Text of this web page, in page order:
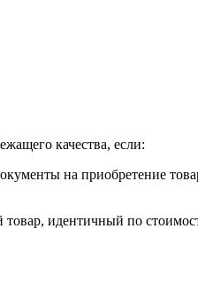
качества, если:
на приобретение
товар, идентичный по